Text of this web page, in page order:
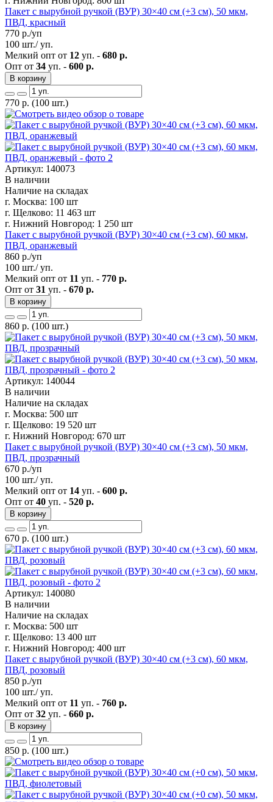
Пакет с вырубной ручкой (ВУР) 30×40 см (+3 см), 50 мкм,
ПВД, красный
770 р./уп
100 шт./ уп.
Мелкий опт от 12 уп. - 680 р.
Опт от 34 уп. - 600 р.
В корзину
770 р. (100 шт.)
Артикул: 140073
В наличии
Наличие на складах
г. Москва: 100 шт
г. Щелково: 11 463 шт
г. Нижний Новгород: 1 250 шт
Пакет с вырубной ручкой (ВУР) 30×40 см (+3 см), 60 мкм,
ПВД, оранжевый
860 р./уп
100 шт./ уп.
Мелкий опт от 11 уп. - 770 р.
Опт от 31 уп. - 670 р.
В корзину
860 р. (100 шт.)
Артикул: 140044
В наличии
Наличие на складах
г. Москва: 500 шт
г. Щелково: 19 520 шт
г. Нижний Новгород: 670 шт
Пакет с вырубной ручкой (ВУР) 30×40 см (+3 см), 50 мкм,
ПВД, прозрачный
670 р./уп
100 шт./ уп.
Мелкий опт от 14 уп. - 600 р.
Опт от 40 уп. - 520 р.
В корзину
670 р. (100 шт.)
Артикул: 140080
В наличии
Наличие на складах
г. Москва: 500 шт
г. Щелково: 13 400 шт
г. Нижний Новгород: 400 шт
Пакет с вырубной ручкой (ВУР) 30×40 см (+3 см), 60 мкм,
ПВД, розовый
850 р./уп
100 шт./ уп.
Мелкий опт от 11 уп. - 760 р.
Опт от 32 уп. - 660 р.
В корзину
850 р. (100 шт.)